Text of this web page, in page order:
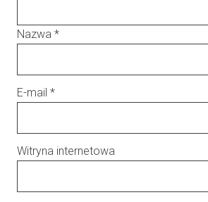
Nazwa *
E-mail *
Witryna internetowa